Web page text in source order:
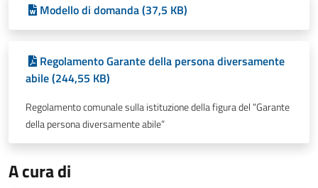
Modello di domanda (37,5 KB)
Regolamento Garante della persona diversamente
abile (244,55 KB)
Regolamento comunale sulla istituzione della figura del “Garante
della persona diversamente abile”
A cura di